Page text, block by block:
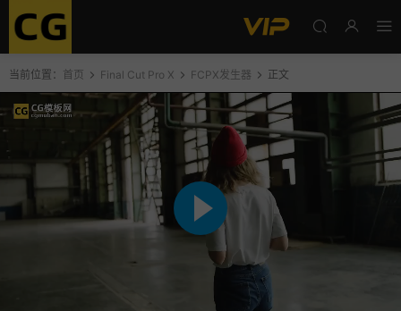
当前位置： 首页 Final Cut Pro X FCPX发生器 正文